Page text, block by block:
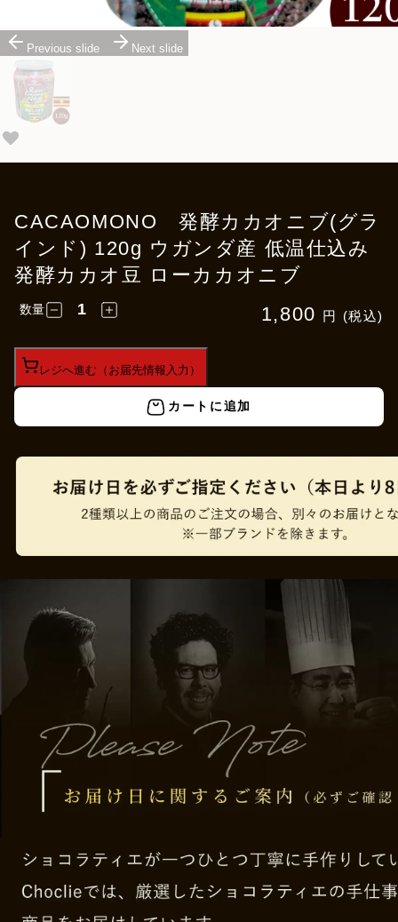
Previous slide Next slide
CACAOMONO 発酵カカオニブ(グラ
インド) 120g ウガンダ産 低温仕込み
発酵カカオ豆 ローカカオニブ
1,800 円 (税込)
数量
レジへ進む（お届先情報入力）
カートに追加